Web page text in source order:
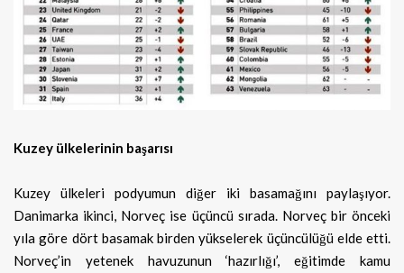
Kuzey ülkelerinin başarısı
Kuzey ülkeleri podyumun diğer iki basamağını paylaşıyor.
Danimarka ikinci, Norveç ise üçüncü sırada. Norveç bir önceki
yıla göre dört basamak birden yükselerek üçüncülüğü elde etti.
Norveç’in yetenek havuzunun ‘hazırlığı’, eğitimde kamu